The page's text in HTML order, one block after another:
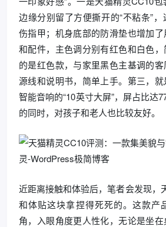
边缘分别留了方便撕开的“不粘条”
伤指甲；机身底部的防滑垫也增加
和配件，主色调分别有红色和白色
的是红色款，与家里黑色主基调的
源线和说明书，简单上手。第三，
智能音响的“10英寸大屏”，屏占比达
的同时，对孩子和老人也比较友好。
近距离接触和体验后，笔者会发现，
和体贴这块拿捏得死死的。这款产
角，入眼角度更人性化，无论是坐